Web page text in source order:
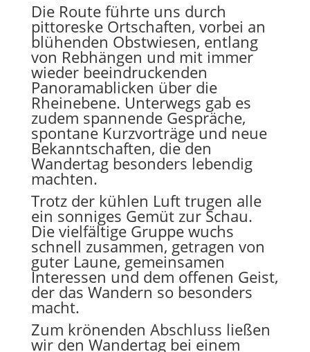
Die Route führte uns durch
pittoreske Ortschaften, vorbei an
blühenden Obstwiesen, entlang
von Rebhängen und mit immer
wieder beeindruckenden
Panoramablicken über die
Rheinebene. Unterwegs gab es
zudem spannende Gespräche,
spontane Kurzvorträge und neue
Bekanntschaften, die den
Wandertag besonders lebendig
machten.
Trotz der kühlen Luft trugen alle
ein sonniges Gemüt zur Schau.
Die vielfältige Gruppe wuchs
schnell zusammen, getragen von
guter Laune, gemeinsamen
Interessen und dem offenen Geist,
der das Wandern so besonders
macht.
Zum krönenden Abschluss ließen
wir den Wandertag bei einem